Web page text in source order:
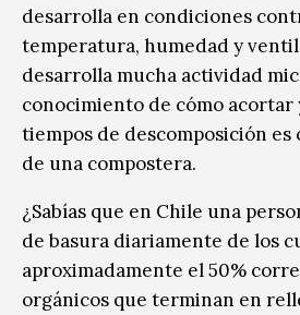
desarrolla en condiciones
temperatura, humedad y
desarrolla mucha actividad
conocimiento de cómo acortar
tiempos de descomposición es
de una compostera.
¿Sabías que en Chile una
de basura diariamente de los
aproximadamente el 50%
orgánicos que terminan en